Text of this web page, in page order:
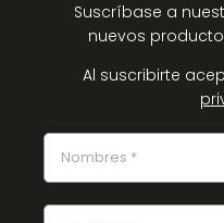
Suscríbase a
nuevos
Al suscribirte